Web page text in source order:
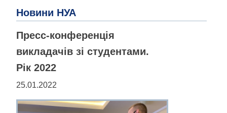
Новини НУА
Пресс-конференція
викладачів зі студентами.
Рік 2022
25.01.2022